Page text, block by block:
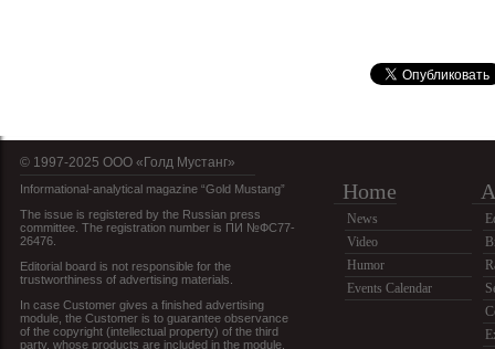
© 1997-2025 OOO «Голд Мустанг»
Informational-analytical magazine “Gold Mustang”
The issue is registered by the Russian press
committee. The registration number is ПИ №ФС77-
26476.
Editorial board is not responsible for the
trustworthiness of advertising materials.
In case Customer gives a finished advertising
module, the Customer is to guarantee observance
of the copyright (intellectual property) of the third
party, whose products are included in the module.
Home
News
Video
Humor
Events Calendar